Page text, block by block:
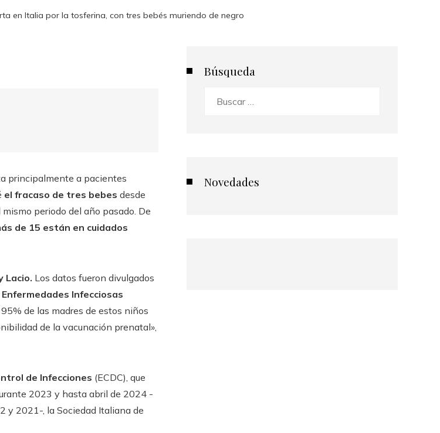
en Italia por la tosferina, con tres bebés muriendo de negro
principalmente a pacientes
el fracaso de tres bebes desde
periodo del año pasado. De
de 15 están en cuidados
Lacio. Los datos fueron divulgados
Infecciosas
de las madres de estos niños
de la vacunación prenatal»,
de Infecciones (ECDC), que
2023 y hasta abril de 2024 -
y 2021-, la Sociedad Italiana de
Búsqueda
Novedades